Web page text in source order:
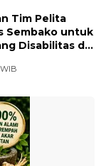
Tim Pelita
Sembako untuk
Disabilitas di